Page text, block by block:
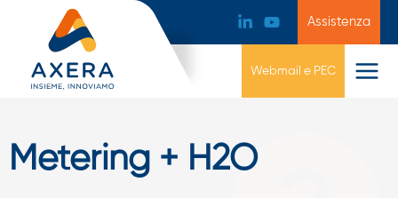
Assistenza
Webmail e PEC
Metering + H2O